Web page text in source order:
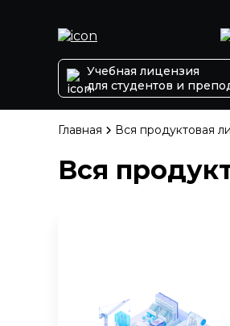
Учебная лицензия
для студентов и
Главная Вся продуктовая
Вся